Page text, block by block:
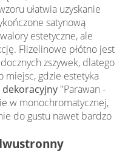
ułatwia uzyskanie
satynową
estetyczne, ale
Flizelinowe płótno jest
zszywek, dlatego
gdzie estetyka
dekoracyjny "Parawan -
w monochromatycznej,
do gustu nawet bardzo